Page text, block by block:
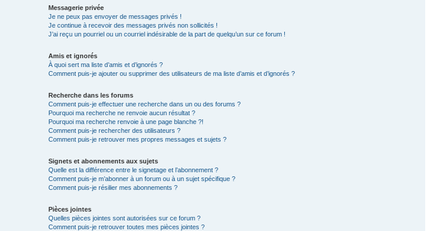
Messagerie privée
Je ne peux pas envoyer de messages privés !
Je continue à recevoir des messages privés non sollicités !
J’ai reçu un pourriel ou un courriel indésirable de la part de quelqu’un sur ce forum !
Amis et ignorés
À quoi sert ma liste d’amis et d’ignorés ?
Comment puis-je ajouter ou supprimer des utilisateurs de ma liste d’amis et d’ignorés ?
Recherche dans les forums
Comment puis-je effectuer une recherche dans un ou des forums ?
Pourquoi ma recherche ne renvoie aucun résultat ?
Pourquoi ma recherche renvoie à une page blanche ?!
Comment puis-je rechercher des utilisateurs ?
Comment puis-je retrouver mes propres messages et sujets ?
Signets et abonnements aux sujets
Quelle est la différence entre le signetage et l’abonnement ?
Comment puis-je m’abonner à un forum ou à un sujet spécifique ?
Comment puis-je résilier mes abonnements ?
Pièces jointes
Quelles pièces jointes sont autorisées sur ce forum ?
Comment puis-je retrouver toutes mes pièces jointes ?